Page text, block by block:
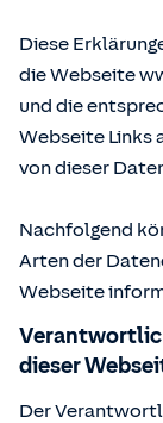
Diese
die Webseite
und die
Webseite Links
von dieser
Nachfolgend
Arten der
Webseite
dieser
Der